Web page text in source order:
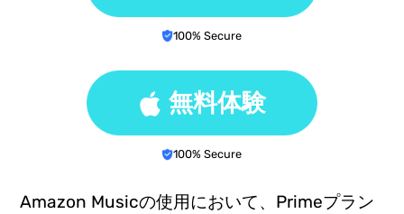
100% Secure
無料体験
100% Secure
Amazon Musicの使用において、Primeプラン